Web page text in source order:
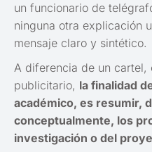
un funcionario de
ninguna otra explicación
mensaje claro y sintético.
A diferencia de un
publicitario, la finalidad
académico, es resumir,
conceptualmente, los
investigación o del